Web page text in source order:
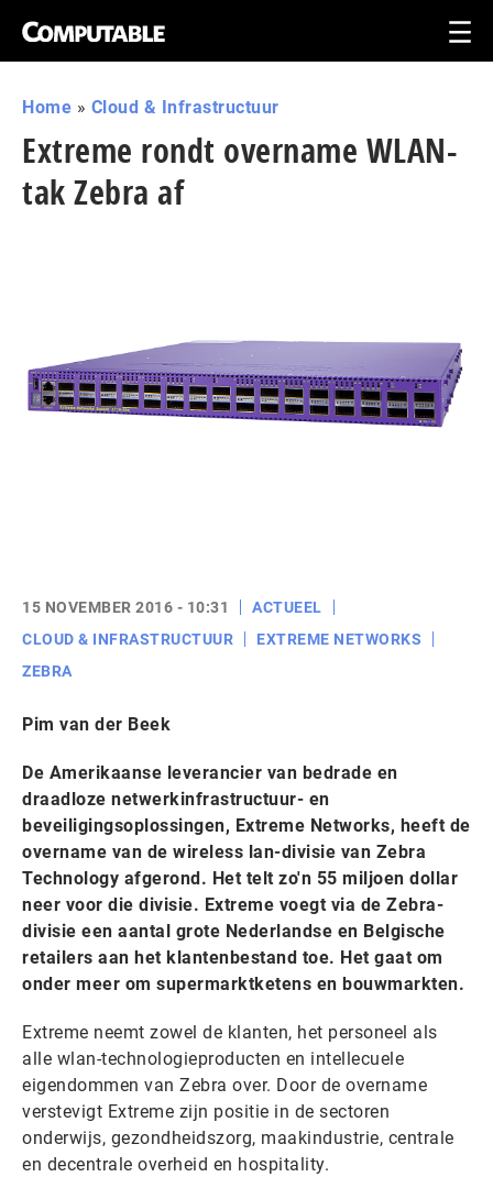
Home » Cloud & Infrastructuur
Extreme rondt overname WLAN-
tak Zebra af
15 NOVEMBER 2016 - 10:31
ACTUEEL
CLOUD & INFRASTRUCTUUR
EXTREME NETWORKS
ZEBRA
Pim van der Beek
De Amerikaanse leverancier van bedrade en
draadloze netwerkinfrastructuur- en
beveiligingsoplossingen, Extreme Networks, heeft de
overname van de wireless lan-divisie van Zebra
Technology afgerond. Het telt zo'n 55 miljoen dollar
neer voor die divisie. Extreme voegt via de Zebra-
divisie een aantal grote Nederlandse en Belgische
retailers aan het klantenbestand toe. Het gaat om
onder meer om supermarktketens en bouwmarkten.
Extreme neemt zowel de klanten, het personeel als
alle wlan-technologieproducten en intellecuele
eigendommen van Zebra over. Door de overname
verstevigt Extreme zijn positie in de sectoren
onderwijs, gezondheidszorg, maakindustrie, centrale
en decentrale overheid en hospitality.